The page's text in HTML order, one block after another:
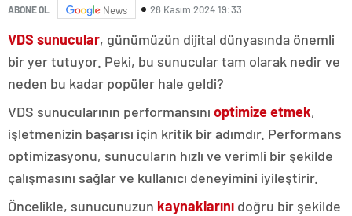
ABONE OL News 28 Kasım 2024 19:33
VDS sunucular, günümüzün dijital dünyasında önemli
bir yer tutuyor. Peki, bu sunucular tam olarak nedir ve
neden bu kadar popüler hale geldi?
VDS sunucularının performansını optimize etmek,
işletmenizin başarısı için kritik bir adımdır. Performans
optimizasyonu, sunucuların hızlı ve verimli bir şekilde
çalışmasını sağlar ve kullanıcı deneyimini iyileştirir.
Öncelikle, sunucunuzun kaynaklarını doğru bir şekilde